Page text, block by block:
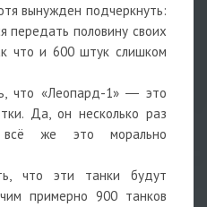
вынужден подчеркнуть:
передать половину своих
что и 600 штук слишком
что «Леопард-1» ― это
Да, он несколько раз
всё же это морально
что эти танки будут
примерно 900 танков